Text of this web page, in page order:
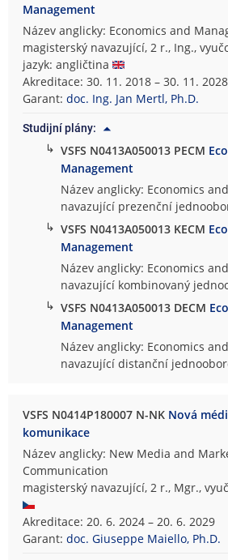
Management
Název anglicky: Economics and
magisterský navazující, 2 r., Ing.,
jazyk: angličtina
Akreditace: 30. 11. 2018 – 30. 11. 2028
Garant:doc. Ing. Jan Mertl, Ph.D.
Studijní plány:
↳ VSFS N0413A050013 PECM
Management
Název anglicky: Economics
navazující prezenční
↳ VSFS N0413A050013 KECM
Management
Název anglicky: Economics
navazující kombinovaný
↳ VSFS N0413A050013 DECM
Management
Název anglicky: Economics
navazující distanční
VSFS N0414P180007 N-NK Nová
komunikace
Název anglicky: New Media and
Communication
magisterský navazující, 2 r., Mgr.,
Akreditace: 20. 6. 2024 – 20. 6. 2029
Garant:doc. Giuseppe Maiello, Ph.D.